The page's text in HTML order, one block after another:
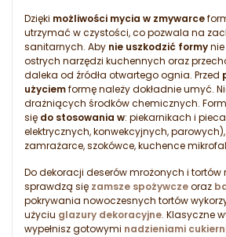
Dzięki możliwości mycia w zmywarce
utrzymać w czystości, co pozwala na
sanitarnych. Aby nie uszkodzić formy
ostrych narzędzi kuchennych oraz
daleka od źródła otwartego ognia. Przed
użyciemformę należy dokładnie umyć.
drażniących środków chemicznych.
się do stosowania w: piekarnikach i
elektrycznych, konwekcyjnych,
zamrażarce, szokówce, kuchence
Do dekoracji deserów mrożonych i
sprawdzą się zamsze spożywczeoraz
pokrywania nowoczesnych tortów
użyciu glazury dekoracyjne. Klasyczne
wypełnisz gotowymi nadzieniami